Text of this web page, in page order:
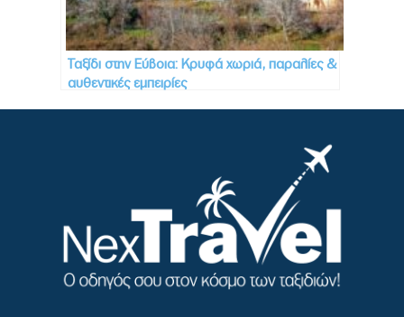
Ταξίδι στην Εύβοια: Κρυφά χωριά, παραλίες &
αυθεντικές εμπειρίες